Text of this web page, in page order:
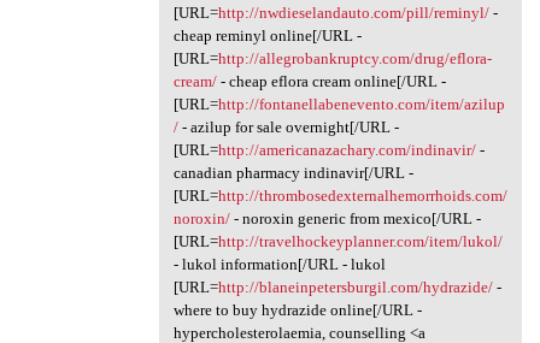
[URL=http://nwdieselandauto.com/pill/reminyl/-
cheap reminyl online[/URL -
[URL=http://allegrobankruptcy.com/drug/eflora-
cream/- cheap eflora cream online[/URL -
[URL=http://fontanellabenevento.com/item/azilup
/- azilup for sale overnight[/URL -
[URL=http://americanazachary.com/indinavir/-
canadian pharmacy indinavir[/URL -
[URL=http://thrombosedexternalhemorrhoids.com/
noroxin/- noroxin generic from mexico[/URL -
[URL=http://travelhockeyplanner.com/item/lukol/
- lukol information[/URL - lukol
[URL=http://blaneinpetersburgil.com/hydrazide/-
where to buy hydrazide online[/URL -
hypercholesterolaemia, counselling <a